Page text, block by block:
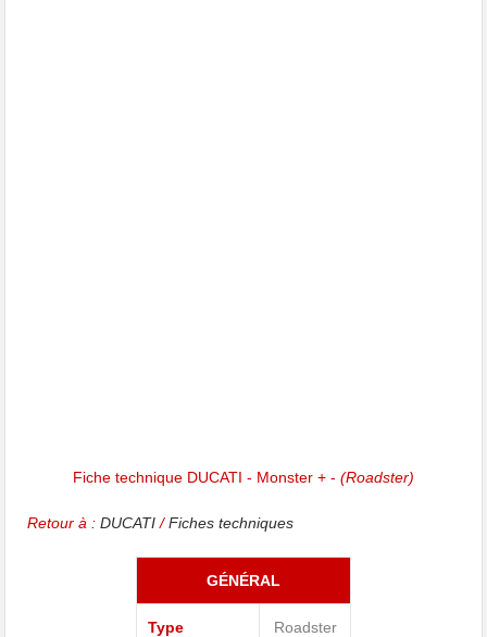
Fiche technique DUCATI - Monster + - (Roadster)
Retour à :DUCATI/Fiches techniques
GÉNÉRAL
Type Roadster